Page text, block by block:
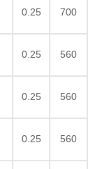
0.25 700
0.25 560
0.25 560
0.25 560